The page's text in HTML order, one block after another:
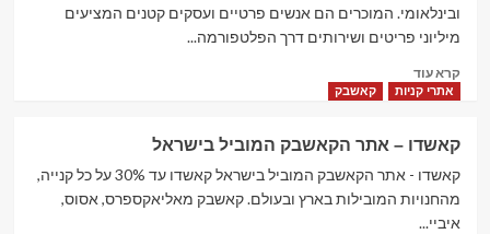
ובינלאומי. המוכרים הם אנשים פרטיים ועסקים קטנים המציעים
מיליוני פריטים ושירותים דרך הפלטפורמה...
קרא עודRead
more
–
ebay
–
אתרי קניות קאשבק
קאשדו – אתר הקאשבק המוביל בישראל
קאשדו - אתר הקאשבק המוביל בישראל קאשדו עד 30% על כל קנייה,
מהחנויות המובילות בארץ ובעולם. קאשבק מאליאקספרס, אסוס,
איביי...